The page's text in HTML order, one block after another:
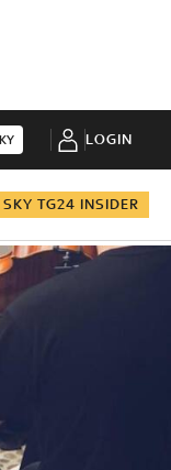
LOGIN
SKY TG24 INSIDER